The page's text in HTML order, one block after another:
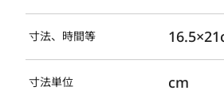
寸法、時間等
寸法単位 cm